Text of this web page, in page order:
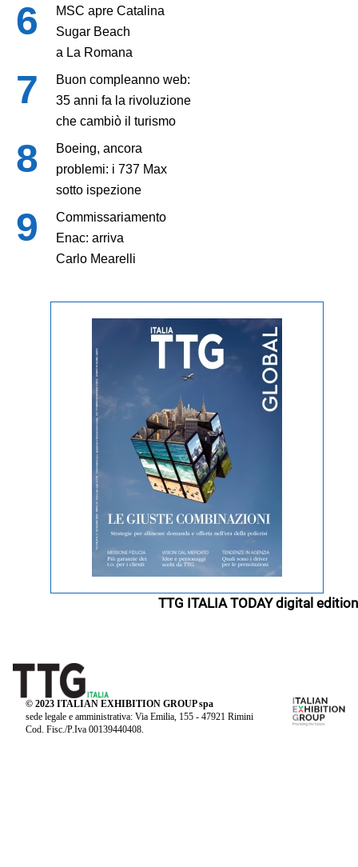
MSC apre Catalina
Sugar Beach
a La Romana
Buon compleanno web:
35 anni fa la rivoluzione
che cambiò il turismo
Boeing, ancora
problemi: i 737 Max
sotto ispezione
Commissariamento
Enac: arriva
Carlo Mearelli
TTG ITALIA TODAY digital edition
© 2023 ITALIAN EXHIBITION GROUP spa
sede legale e amministrativa: Via Emilia, 155 - 47921 Rimini
Cod. Fisc./P.Iva 00139440408.